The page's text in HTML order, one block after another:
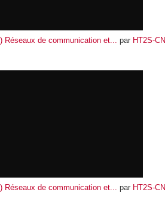
Réseaux de communication et... par HT2S-
Réseaux de communication et... par HT2S-